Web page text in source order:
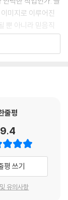
기 위해 애쓴다.
그전까지 누적된
넘어간다. 하지만
방향성을 창의적이
이 고전적이고 우
시로 일렁거렸던
공의 이름을 다시
나의 계절이 끝난
역순으로 배치한 이
분절된 시간 속에
한 것이다. 그 어떤
게 된다.
을 사유하며 다시
어보려고 다시 시
번 시작된다』는
온 이동진 평론가
의 영화를 극장 밖
이다. 그리고 영화
미지로 이루어진
뿐 아니라 믿음직
기는커녕 일관되게
동진은 하나의 매
시네마테크다.
영화관의 기술력
자의 실력을 금방
미에서 독자/관객
줄평
9.4
평 쓰기
유의사항